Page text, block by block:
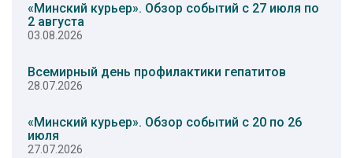
«Минский курьер». Обзор событий с 27 июля по
2 августа
03.08.2026
Всемирный день профилактики гепатитов
28.07.2026
«Минский курьер». Обзор событий с 20 по 26
июля
27.07.2026